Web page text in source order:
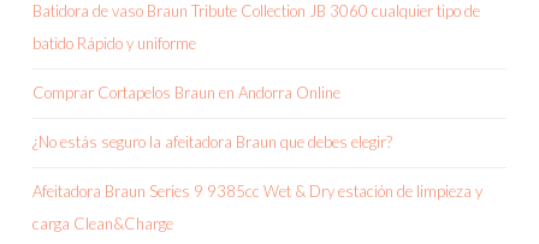
Batidora de vaso Braun Tribute Collection JB 3060 cualquier tipo de
batido Rápido y uniforme
Comprar Cortapelos Braun en Andorra Online
¿No estás seguro la afeitadora Braun que debes elegir?
Afeitadora Braun Series 9 9385cc Wet & Dry estación de limpieza y
carga Clean&Charge